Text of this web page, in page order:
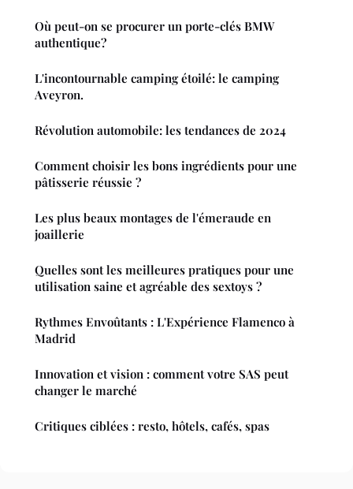
Où peut-on se procurer un porte-clés BMW
authentique?
L'incontournable camping étoilé: le camping
Aveyron.
Révolution automobile: les tendances de 2024
Comment choisir les bons ingrédients pour une
pâtisserie réussie ?
Les plus beaux montages de l'émeraude en
joaillerie
Quelles sont les meilleures pratiques pour une
utilisation saine et agréable des sextoys ?
Rythmes Envoûtants : L'Expérience Flamenco à
Madrid
Innovation et vision : comment votre SAS peut
changer le marché
Critiques ciblées : resto, hôtels, cafés, spas